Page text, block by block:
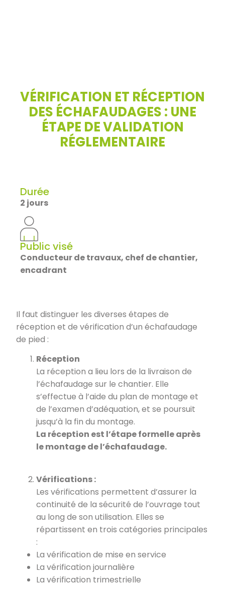
VÉRIFICATION ET RÉCEPTION
DES ÉCHAFAUDAGES : UNE
ÉTAPE DE VALIDATION
RÉGLEMENTAIRE
Durée
2 jours
Public visé
Conducteur de travaux, chef de chantier,
encadrant
Il faut distinguer les diverses étapes de
réception et de vérification d’un échafaudage
de pied :
Réception
La réception a lieu lors de la livraison de
l’échafaudage sur le chantier. Elle
s’effectue à l’aide du plan de montage et
de l’examen d’adéquation, et se poursuit
jusqu’à la fin du montage.
La réception est l’étape formelle après
le montage de l’échafaudage.
Vérifications :
Les vérifications permettent d’assurer la
continuité de la sécurité de l’ouvrage tout
au long de son utilisation. Elles se
répartissent en trois catégories principales
:
La vérification de mise en service
La vérification journalière
La vérification trimestrielle